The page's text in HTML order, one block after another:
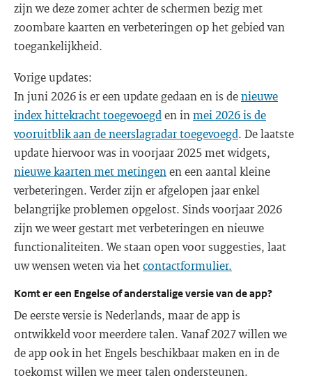
zijn we deze zomer achter de schermen bezig met
zoombare kaarten en verbeteringen op het gebied van
toegankelijkheid.
Vorige updates:
In juni 2026 is er een update gedaan en is denieuwe
index hittekracht toegevoegd en in mei 2026 is de
vooruitblik aan de neerslagradar toegevoegd. De laatste
update hiervoor was in voorjaar 2025 met widgets,
nieuwe kaarten met metingen en een aantal kleine
verbeteringen. Verder zijn er afgelopen jaar enkel
belangrijke problemen opgelost. Sinds voorjaar 2026
zijn we weer gestart met verbeteringen en nieuwe
functionaliteiten. We staan open voor suggesties, laat
uw wensen weten via hetcontactformulier.
Komt er een Engelse of anderstalige versie van de app?
De eerste versie is Nederlands, maar de app is
ontwikkeld voor meerdere talen. Vanaf 2027 willen we
de app ook in het Engels beschikbaar maken en in de
toekomst willen we meer talen ondersteunen.